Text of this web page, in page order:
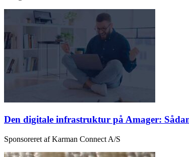
Den digitale infrastruktur på Amager:
Sponsoreret af Karman Connect A/S